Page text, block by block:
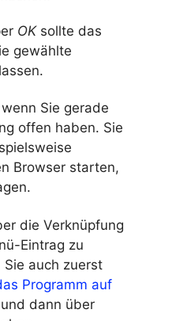
OK sollte das
gewählte
Sie gerade
offen haben. Sie
Browser starten,
die Verknüpfung
Eintrag zu
auch zuerst
Programm auf
und dann über